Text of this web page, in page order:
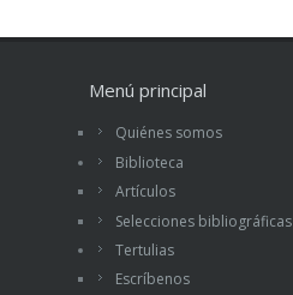
Menú principal
Quiénes somos
Biblioteca
Artículos
Selecciones bibliográficas
Tertulias
Escríbenos